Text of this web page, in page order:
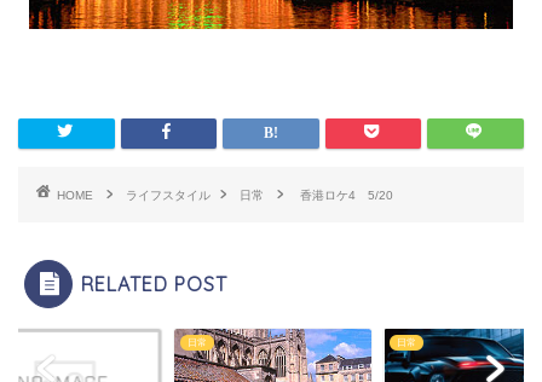
HOME ライフスタイル 日常 香港ロケ4 5/20
RELATED POST
日常 日常